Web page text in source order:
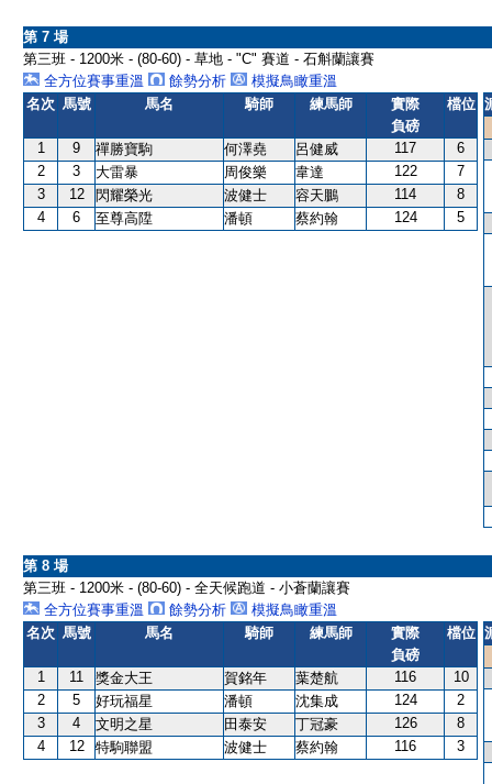
第 7 場
第三班 - 1200米 - (80-60) - 草地 - "C" 賽道 - 石斛蘭讓賽
全方位賽事重溫
餘勢分析
模擬鳥瞰重溫
名次 馬號 馬名 騎師 練馬師
實際
負磅
檔位
1 9 禪勝寶駒 何澤堯 呂健威 117
6
2
3 大雷暴 周俊樂 韋達 122
7
3
12 閃耀榮光 波健士 容天鵬 114
8
4
6 至尊高陞 潘頓 蔡約翰 124 5
第 8 場
第三班 - 1200米 - (80-60) - 全天候跑道 - 小蒼蘭讓賽
全方位賽事重溫
餘勢分析
模擬鳥瞰重溫
名次 馬號 馬名 騎師 練馬師
實際
負磅
檔位
1 11 獎金大王 賀銘年 葉楚航 116
10
2
5 好玩福星 潘頓 沈集成 124
2
3
4 文明之星 田泰安 丁冠豪 126
8
4
12 特駒聯盟 波健士 蔡約翰 116 3